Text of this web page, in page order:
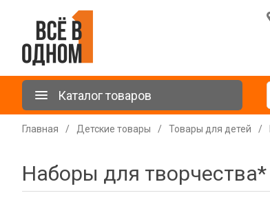
Каталог товаров
Главная / Детские товары / Товары для детей /
Наборы для творчества*